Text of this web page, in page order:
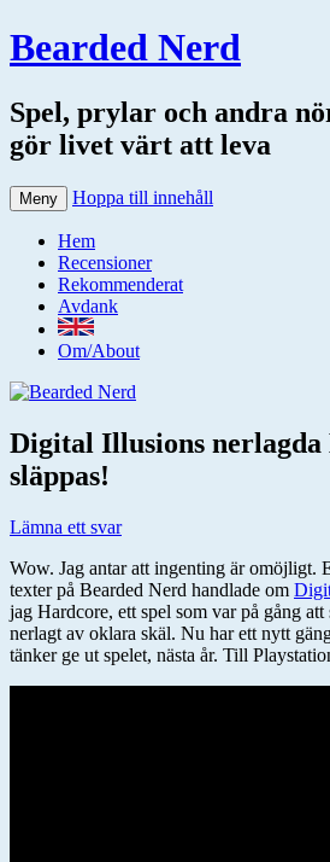
Bearded Nerd
Spel, prylar och andra
gör livet värt att leva
Meny Hoppa till innehåll
Hem
Recensioner
Rekommenderat
Avdank
Om/About
Digital Illusions nerlagda
släppas!
Lämna ett svar
Wow. Jag antar att ingenting är omöjligt.
texter på Bearded Nerd handlade om
jag Hardcore, ett spel som var på gång
nerlagt av oklara skäl. Nu har ett nytt
tänker ge ut spelet, nästa år. Till